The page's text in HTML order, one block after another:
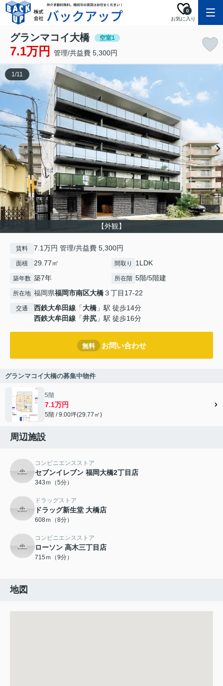
お気に入り
0
グランマコイ大橋 空室1
7.1万円 管理/共益費 5,300円
【外観】
1/11
賃料 7.1万円 管理/共益費 5,300円
面積 29.77㎡ 間取り 1LDK
築年数 築7年 所在階 5階/5階建
所在地 福岡県福岡市南区大橋３丁目17-22
交通 西鉄大牟田線 「大橋 」駅 徒歩14分
西鉄大牟田線 「井尻 」駅 徒歩16分
無料 お問い合わせ
グランマコイ大橋の募集中物件
5階
7.1万円
5階 / 9.00坪(29.77㎡)
周辺施設
コンビニエンスストア
セブンイレブン 福岡大橋2丁目店
343ｍ（5分）
ドラッグストア
ドラッグ新生堂 大橋店
608ｍ（8分）
コンビニエンスストア
ローソン 高木三丁目店
715ｍ（9分）
地図